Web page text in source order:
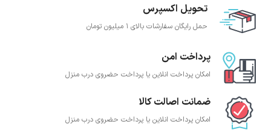
تحویل اکسپرس
حمل رایگان سفارشات بالای 1 میلیون تومان
پرداخت امن
امکان پرداخت انلاین یا پرداخت حضروی درب منزل
ضمانت اصالت کالا
امکان پرداخت انلاین یا پرداخت حضروی درب منزل